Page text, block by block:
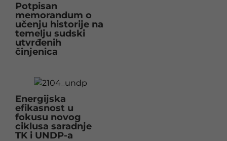
Potpisan
memorandum o
učenju historije na
temelju sudski
utvrđenih
činjenica
Energijska
efikasnost u
fokusu novog
ciklusa saradnje
TK i UNDP-a